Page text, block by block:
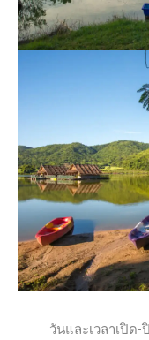
วันและเวลาเปิด-